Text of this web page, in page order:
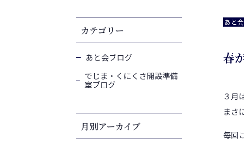
あと
春
３月
まさ
毎回
カテゴリー
あと会ブログ
でじま・くにくさ開設準備
室ブログ
月別アーカイブ